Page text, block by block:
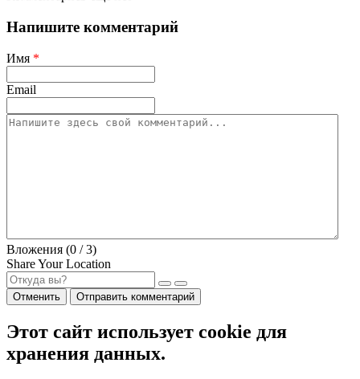
Напишите комментарий
Имя *
Email
Вложения (0 / 3)
Share Your Location
Отменить Отправить комментарий
Этот сайт использует cookie для
хранения данных.